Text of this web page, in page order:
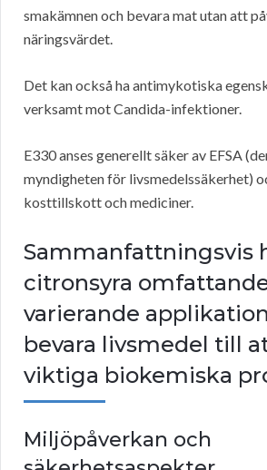
smakämnen och bevara mat utan att
näringsvärdet.
Det kan också ha antimykotiska
verksamt mot Candida-infektioner.
E330 anses generellt säker av EFSA
myndigheten för livsmedelssäkerhet)
kosttillskott och mediciner.
Sammanfattningsvis
citronsyra
varierande
bevara livsmedel till
viktiga biokemiska
Miljöpåverkan och